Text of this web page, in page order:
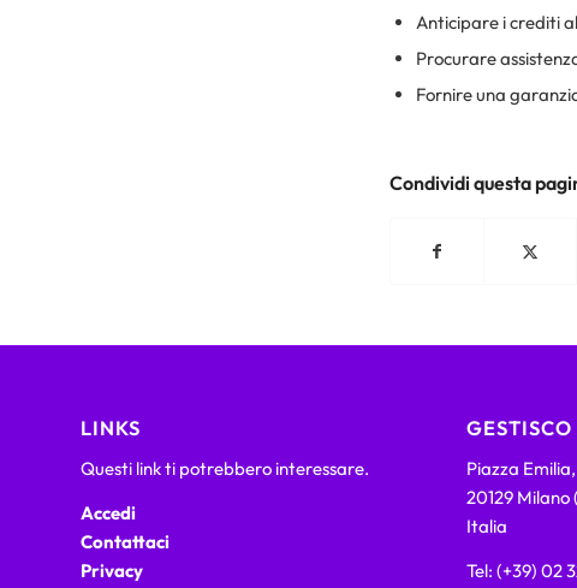
Anticipare i crediti
Procurare
Fornire una
Condividi questa
LINKS
Questi link ti potrebbero interessare.
Accedi
Contattaci
Privacy
Piazza
20129 Milano
Italia
Tel: (+39) 02